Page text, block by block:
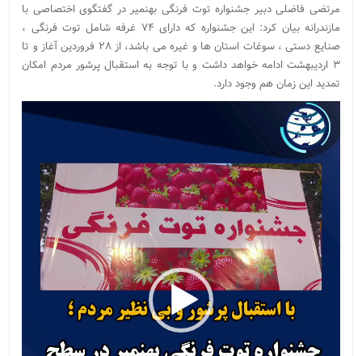
مرتضی فاضلی دبیر جشنواره توت فرنگی بهنمیر در گفتگوی اختصاصی با
مازندرانه بیان کرد: این جشنواره که دارای ۷۴ غرفه شامل توت فرنگی ،
صنایع دستی ، سوغات استان ها و غیره می باشد، از ۲۸ فروردین آغاز و تا
۳ اردیبهشت ادامه خواهد داشت و با توجه به استقبال پرشور مردم امکان
تمدید این زمان هم وجود دارد.
نمایشگر
ویدیو